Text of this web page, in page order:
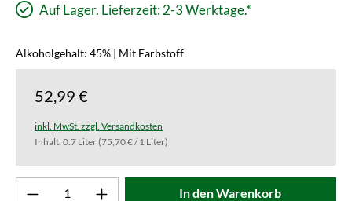
Auf Lager. Lieferzeit: 2-3 Werktage.*
Alkoholgehalt: 45% | Mit Farbstoff
52,99 €
inkl. MwSt. zzgl. Versandkosten
Inhalt: 0.7 Liter(75,70 € / 1 Liter)
Produkt Anzahl: Gib den gewünschten
In den Warenkorb